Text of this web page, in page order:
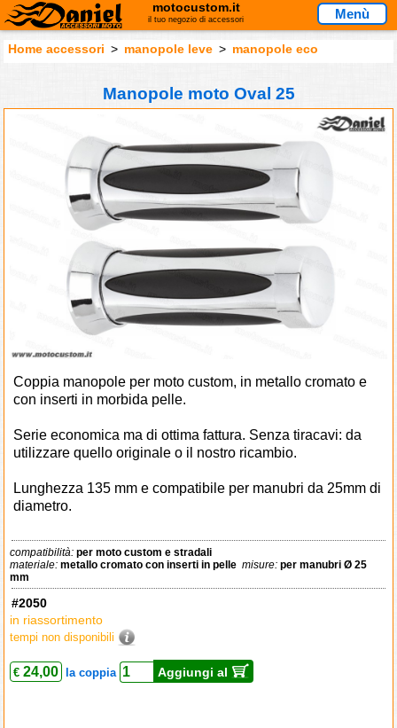
motocustom.it
il tuo negozio di accessori Menù
Home accessori > manopole leve > manopole eco
Manopole moto Oval 25
Coppia manopole per moto custom, in metallo cromato e
con inserti in morbida pelle.
Serie economica ma di ottima fattura. Senza tiracavi: da
utilizzare quello originale o il nostro ricambio.
Lunghezza 135 mm e compatibile per manubri da 25mm di
diametro.
compatibilità:per moto custom e stradali
materiale:metallo cromato con inserti in pelle misure:per manubri Ø 25
mm
#2050
in riassortimento
tempi non disponibili
€ 24,00 la coppia Aggiungi al